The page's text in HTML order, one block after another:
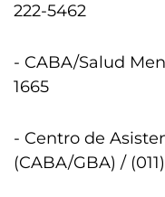
222-5462
- CABA/Salud
1665
- Centro de
(CABA/GBA) /